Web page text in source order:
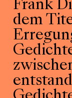
Frank
dem